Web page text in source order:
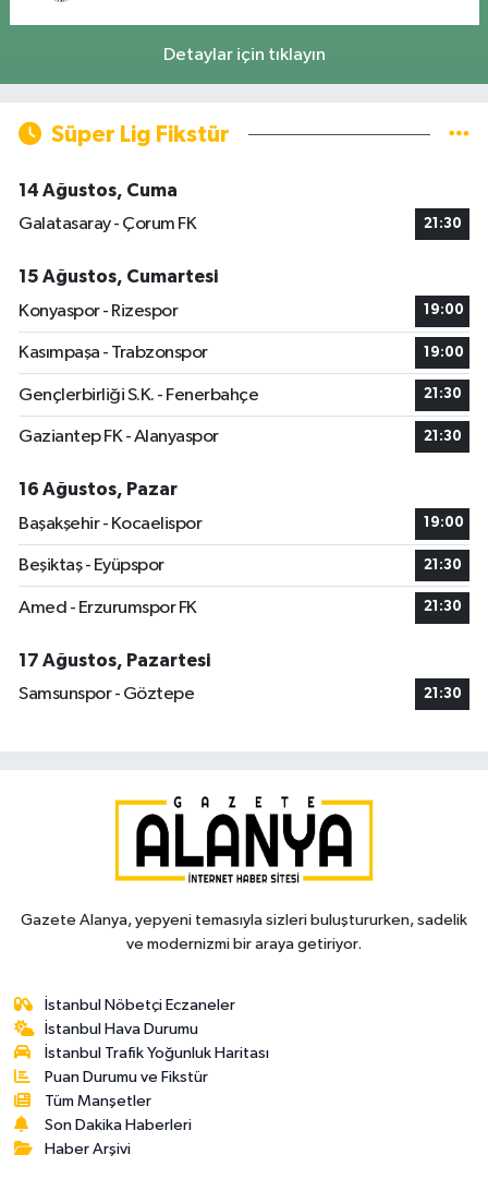
Detaylar için tıklayın
Süper Lig Fikstür
14 Ağustos, Cuma
Galatasaray - Çorum FK
21:30
15 Ağustos, Cumartesi
Konyaspor - Rizespor
19:00
Kasımpaşa - Trabzonspor 19:00
Gençlerbirliği S.K. - Fenerbahçe 21:30
Gaziantep FK - Alanyaspor 21:30
16 Ağustos, Pazar
Başakşehir - Kocaelispor
19:00
Beşiktaş - Eyüpspor 21:30
Amed - Erzurumspor FK 21:30
17 Ağustos, Pazartesi
Samsunspor - Göztepe
21:30
Gazete Alanya, yepyeni temasıyla sizleri buluştururken, sadelik
ve modernizmi bir araya getiriyor.
İstanbul Nöbetçi Eczaneler
İstanbul Hava Durumu
İstanbul Trafik Yoğunluk Haritası
Puan Durumu ve Fikstür
Tüm Manşetler
Son Dakika Haberleri
Haber Arşivi